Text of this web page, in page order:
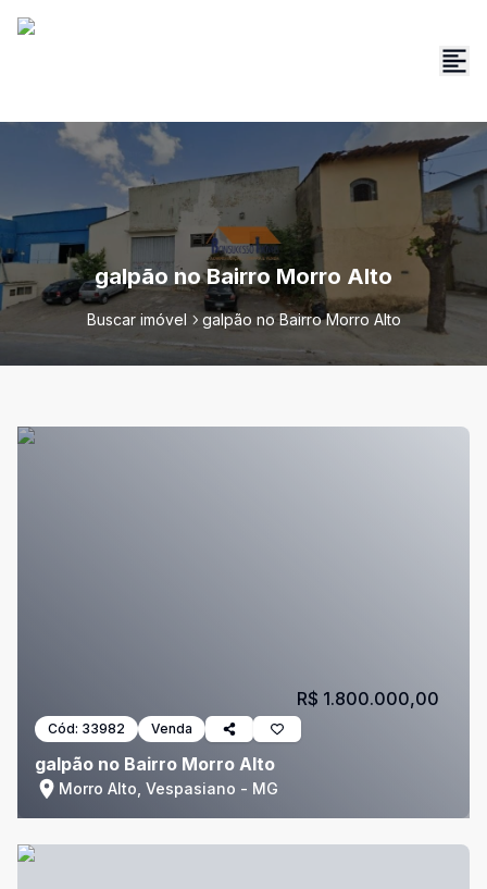
galpão no Bairro Morro Alto
Buscar imóvel galpão no Bairro Morro Alto
Cód: 33982 Venda
galpão no Bairro Morro Alto
Morro Alto, Vespasiano - MG
R$ 1.800.000,00